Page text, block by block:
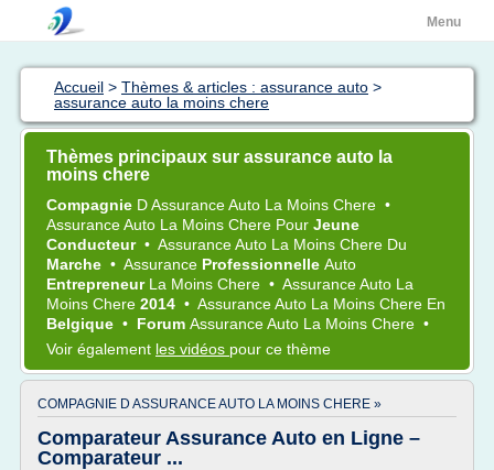
Menu
Accueil > Thèmes & articles : assurance auto >
assurance auto la moins chere
Thèmes principaux sur assurance auto la
moins chere
Compagnie DAssurance Auto La Moins Chere •
Assurance Auto La Moins Chere Pour Jeune
Conducteur • Assurance Auto La Moins Chere Du
Marche • Assurance Professionnelle Auto
Entrepreneur La Moins Chere • Assurance Auto La
Moins Chere 2014 • Assurance Auto La Moins Chere En
Belgique • Forum Assurance Auto La Moins Chere •
Voir également les vidéos pour ce thème
COMPAGNIE D ASSURANCE AUTO LA MOINS CHERE »
Comparateur Assurance Auto en Ligne –
Comparateur ...